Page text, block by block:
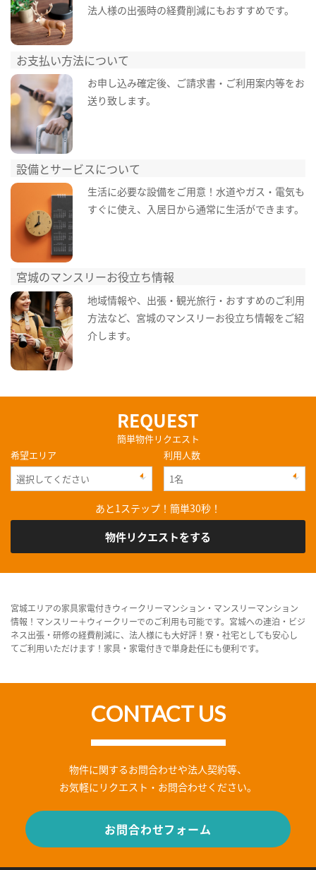
法人様の出張時の経費削減にもおすすめです。
お支払い方法について
お申し込み確定後、ご請求書・ご利用案内等をお
送り致します。
設備とサービスについて
生活に必要な設備をご用意！水道やガス・電気も
すぐに使え、入居日から通常に生活ができます。
宮城のマンスリーお役立ち情報
地域情報や、出張・観光旅行・おすすめのご利用
方法など、宮城のマンスリーお役立ち情報をご紹
介します。
REQUEST
簡単物件リクエスト
希望エリア
利用人数
あと1ステップ！簡単30秒！
物件リクエストをする
宮城エリアの家具家電付きウィークリーマンション・マンスリーマンション
情報！マンスリー＋ウィークリーでのご利用も可能です。宮城への連泊・ビジ
ネス出張・研修の経費削減に、法人様にも大好評！寮・社宅としても安心し
てご利用いただけます！家具・家電付きで単身赴任にも便利です。
CONTACT US
物件に関するお問合わせや法人契約等、
お気軽にリクエスト・お問合わせください。
お問合わせフォーム